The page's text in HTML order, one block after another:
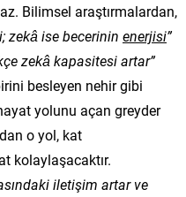
Bilimsel araştırmalardan,
zekâ ise becerinin enerjisi”
zekâ kapasitesi artar”
besleyen nehir gibi
yolunu açan greyder
o yol, kat
kolaylaşacaktır.
iletişim artar ve